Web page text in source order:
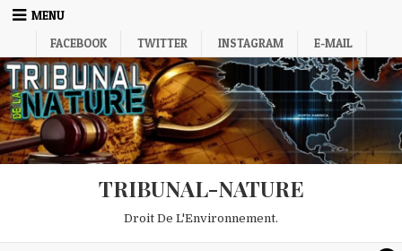
Skip
MENU
FACEBOOK
TWITTER INSTAGRAM E-MAIL
TRIBUNAL-NATURE
Droit De L'Environnement.